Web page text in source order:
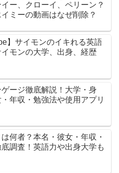
イー、クローイ、ペリーン？
ミーの動画はなぜ削除？
】サイモンのイキれる英語
モンの大学、出身、経歴
ゲージ徹底解説！大学・身
年収・勉強法や使用アプリ
何者？本名・彼女・年収・
調査！英語力や出身大学も